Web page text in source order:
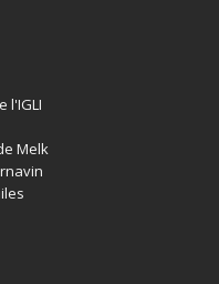
l'IGLI
Melk